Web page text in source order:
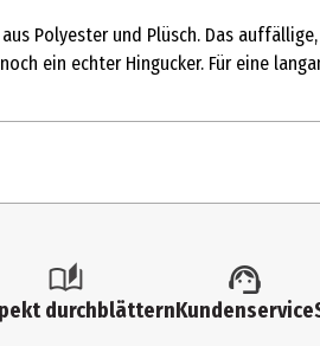
Polyester und Plüsch. Das
ein echter Hingucker. Für eine
durchblätternKundenservice